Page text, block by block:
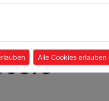
Alle Cookies erlauben